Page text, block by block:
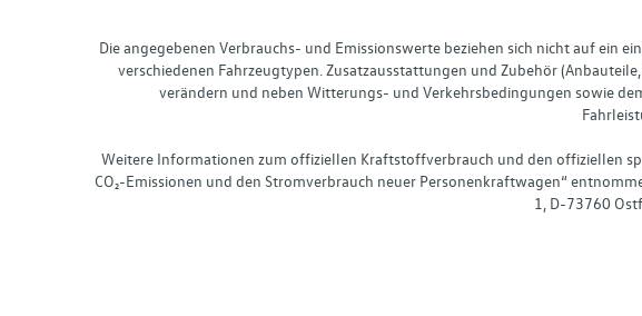
Die angegebenen Verbrauchs- und Emissionswerte beziehen sich nicht auf ein
verschiedenen Fahrzeugtypen. Zusatzausstattungen und Zubehör
verändern und neben Witterungs- und Verkehrsbedingungen sowie
Weitere Informationen zum offiziellen Kraftstoffverbrauch und den offiziellen
CO₂-Emissionen und den Stromverbrauch neuer Personenkraftwagen“
1, D-73760